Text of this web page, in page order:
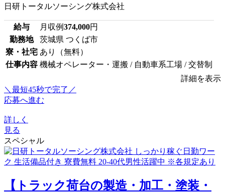
日研トータルソーシング株式会社
給与 月収例374,000円
勤務地
茨城県 つくば市
寮・社宅 あり（無料）
仕事内容 機械オペレーター・運搬 / 自動車系工場 / 交替制
詳細を表示
＼最短45秒で完了／
応募へ進む
詳しく
見る
スペシャル
【トラック荷台の製造・加工・塗装・